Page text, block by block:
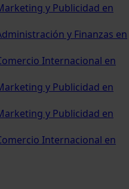
y Publicidad en
y Finanzas en
Internacional en
y Publicidad en
y Publicidad en
Internacional en